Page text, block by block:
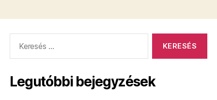
Legutóbbi bejegyzések